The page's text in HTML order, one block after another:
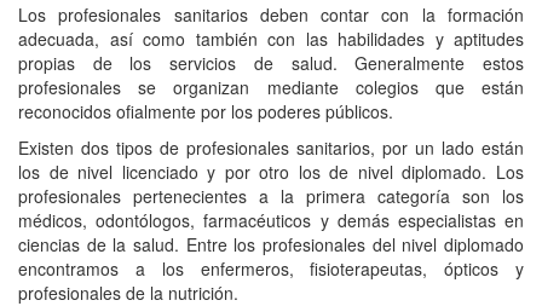
Los profesionales sanitarios deben contar con la formación
adecuada, así como también con las habilidades y aptitudes
propias de los servicios de salud. Generalmente estos
profesionales se organizan mediante colegios que están
reconocidos ofialmente por los poderes públicos.
Existen dos tipos de profesionales sanitarios, por un lado están
los de nivel licenciado y por otro los de nivel diplomado. Los
profesionales pertenecientes a la primera categoría son los
médicos, odontólogos, farmacéuticos y demás especialistas en
ciencias de la salud. Entre los profesionales del nivel diplomado
encontramos a los enfermeros, fisioterapeutas, ópticos y
profesionales de la nutrición.